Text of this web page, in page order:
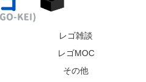
レゴ雑談
レゴMOC
その他